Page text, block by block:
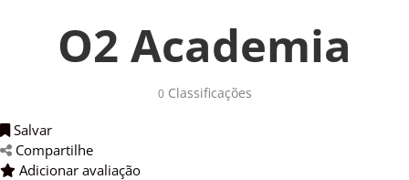
O2 Academia
0Classificações
Salvar
Compartilhe
Adicionar avaliação